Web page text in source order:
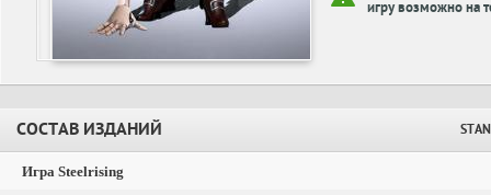
игру возможно на
СОСТАВ ИЗДАНИЙ
Игра Steelrising